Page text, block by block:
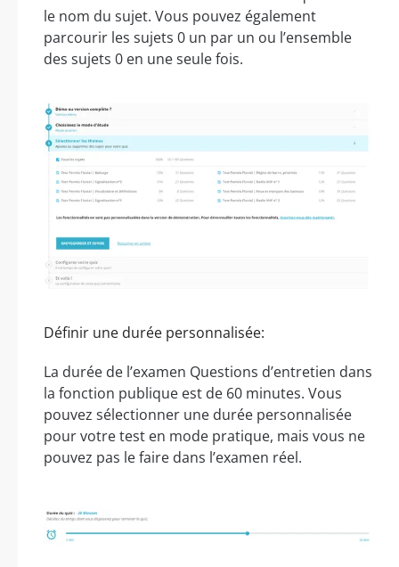
le nom du sujet. Vous pouvez également
parcourir les sujets 0 un par un ou l’ensemble
des sujets 0 en une seule fois.
Définir une durée personnalisée:
La durée de l’examen Questions d’entretien dans
la fonction publique est de 60 minutes. Vous
pouvez sélectionner une durée personnalisée
pour votre test en mode pratique, mais vous ne
pouvez pas le faire dans l’examen réel.